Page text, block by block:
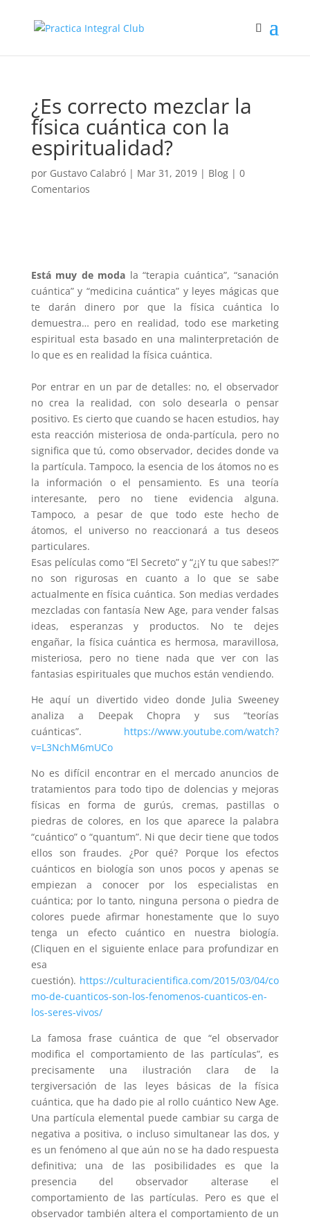
¿Es correcto mezclar la
física cuántica con la
espiritualidad?
por Gustavo Calabró| Mar 31, 2019| Blog| 0
Comentarios
Está muy de moda la “terapia cuántica”, “sanación
cuántica” y “medicina cuántica” y leyes mágicas que
te darán dinero por que la física cuántica lo
demuestra… pero en realidad, todo ese marketing
espiritual esta basado en una malinterpretación de
lo que es en realidad la física cuántica.
Por entrar en un par de detalles: no, el observador
no crea la realidad, con solo desearla o pensar
positivo. Es cierto que cuando se hacen estudios, hay
esta reacción misteriosa de onda-partícula, pero no
significa que tú, como observador, decides donde va
la partícula. Tampoco, la esencia de los átomos no es
la información o el pensamiento. Es una teoría
interesante, pero no tiene evidencia alguna.
Tampoco, a pesar de que todo este hecho de
átomos, el universo no reaccionará a tus deseos
particulares.
Esas películas como “El Secreto” y “¿¡Y tu que sabes!?”
no son rigurosas en cuanto a lo que se sabe
actualmente en física cuántica. Son medias verdades
mezcladas con fantasía New Age, para vender falsas
ideas, esperanzas y productos. No te dejes
engañar, la física cuántica es hermosa, maravillosa,
misteriosa, pero no tiene nada que ver con las
fantasias espirituales que muchos están vendiendo.
He aquí un divertido video donde Julia Sweeney
analiza a Deepak Chopra y sus “teorías
cuánticas”. https://www.youtube.com/watch?
v=L3NchM6mUCo
No es difícil encontrar en el mercado anuncios de
tratamientos para todo tipo de dolencias y mejoras
físicas en forma de gurús, cremas, pastillas o
piedras de colores, en los que aparece la palabra
“cuántico” o “quantum”. Ni que decir tiene que todos
ellos son fraudes. ¿Por qué? Porque los efectos
cuánticos en biología son unos pocos y apenas se
empiezan a conocer por los especialistas en
cuántica; por lo tanto, ninguna persona o piedra de
colores puede afirmar honestamente que lo suyo
tenga un efecto cuántico en nuestra biología.
(Cliquen en el siguiente enlace para profundizar en
esa
cuestión). https://culturacientifica.com/2015/03/04/co
mo-de-cuanticos-son-los-fenomenos-cuanticos-en-
los-seres-vivos/
La famosa frase cuántica de que “el observador
modifica el comportamiento de las partículas”, es
precisamente una ilustración clara de la
tergiversación de las leyes básicas de la física
cuántica, que ha dado pie al rollo cuántico New Age.
Una partícula elemental puede cambiar su carga de
negativa a positiva, o incluso simultanear las dos, y
es un fenómeno al que aún no se ha dado respuesta
definitiva; una de las posibilidades es que la
presencia del observador alterase el
comportamiento de las partículas. Pero es que el
observador también altera el comportamiento de un